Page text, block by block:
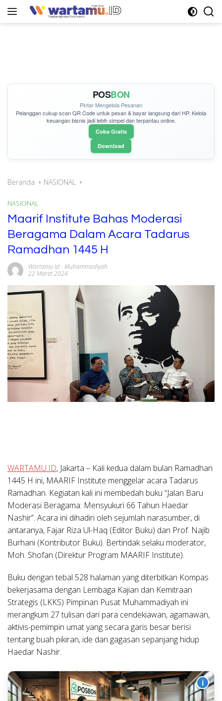
POSBON
Pintar Mengelola Pesanan
Pelanggan cukupscan QR Codeuntuk pesan & bayar langsung dari HP. Kelola
keuangan bisnis jadi lebih simpel dan terpantau online.
Coba Gratis
Download
Beranda NASIONAL
NASIONAL
Maarif Institute Bahas Moderasi
Beragama Dalam Acara Tadarus
Ramadhan 1445 H
Wartamu Id- Muhammadiyah
22 Maret 2024
WARTAMU.ID, Jakarta – Kali kedua dalam bulan Ramadhan
1445 H ini, MAARIF Institute menggelar acara Tadarus
Ramadhan. Kegiatan kali ini membedah buku “Jalan Baru
Moderasi Beragama: Mensyukuri 66 Tahun Haedar
Nashir”. Acara ini dihadiri oleh sejumlah narasumber, di
antaranya, Fajar Riza Ul-Haq (Editor Buku) dan Prof. Najib
Burhani (Kontributor Buku). Bertindak selaku moderator,
Moh. Shofan (Direktur Program MAARIF Institute).
Buku dengan tebal 528 halaman yang diterbitkan Kompas
bekerjasama dengan Lembaga Kajian dan Kemitraan
Strategis (LKKS) Pimpinan Pusat Muhammadiyah ini
merangkum 27 tulisan dari para cendekiawan, agamawan,
aktivis-pemimpin umat yang secara garis besar berisi
tentang buah pikiran, ide dan gagasan sepanjang hidup
Haedar Nashir.
i